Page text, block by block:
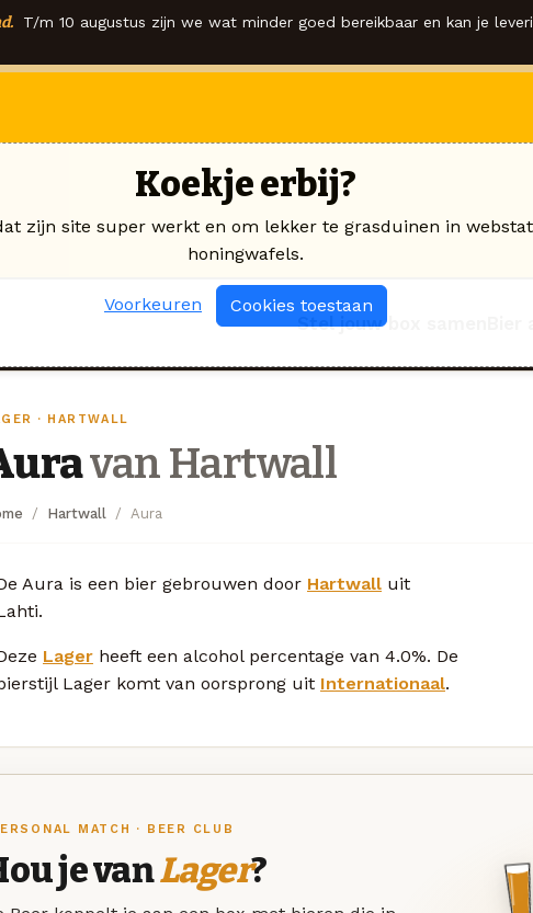
T/m 10 augustus zijn we wat minder goed bereikbaar en kan je
Stel jouw box samen
· HARTWALL
van Hartwall
Hartwall Aura
Aura is een bier gebrouwen door Hartwall uit
Lager heeft een alcohol percentage van 4.0%. De
Lager komt van oorsprong uit Internationaal.
MATCH · BEER CLUB
je vanLager?
Koekje erbij?
zijn site super werkt en om lekker te grasduinen in
honingwafels.
Voorkeuren Cookies toestaan